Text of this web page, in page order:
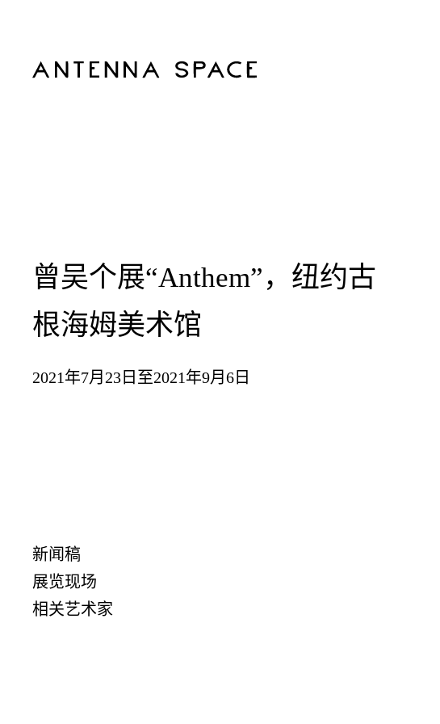
曾吴个展“Anthem”，纽约古
根海姆美术馆
2021年7月23日至2021年9月6日
新闻稿
展览现场
相关艺术家